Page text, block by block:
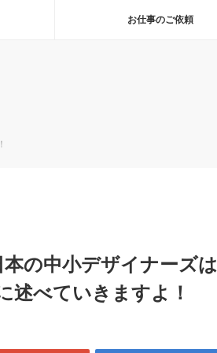
お仕事のご依頼
の中小デザイナーズは
述べていきますよ！